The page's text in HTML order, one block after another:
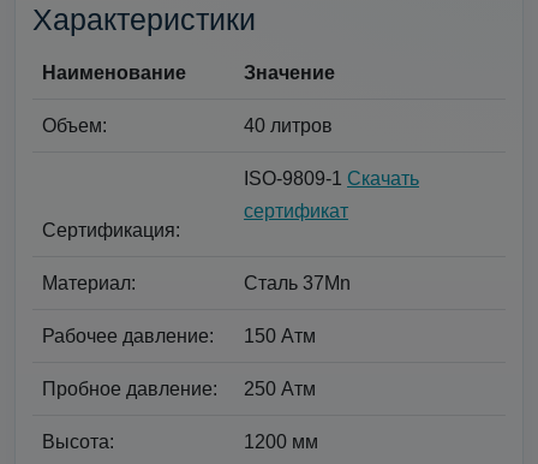
Характеристики
Наименование Значение
Объем: 40 литров
Сертификация:
ISO-9809-1 Скачать
сертификат
Материал: Сталь 37Mn
Рабочее давление: 150 Атм
Пробное давление: 250 Атм
Высота: 1200 мм